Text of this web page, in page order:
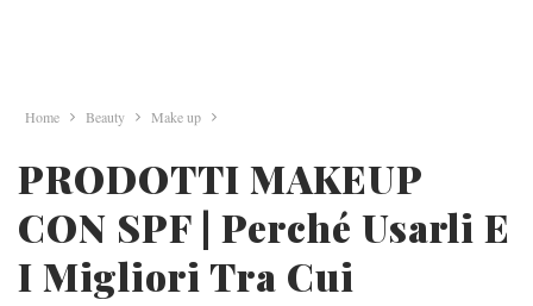
Home Beauty Make up
PRODOTTI MAKEUP
CON SPF | Perché Usarli E
I Migliori Tra Cui